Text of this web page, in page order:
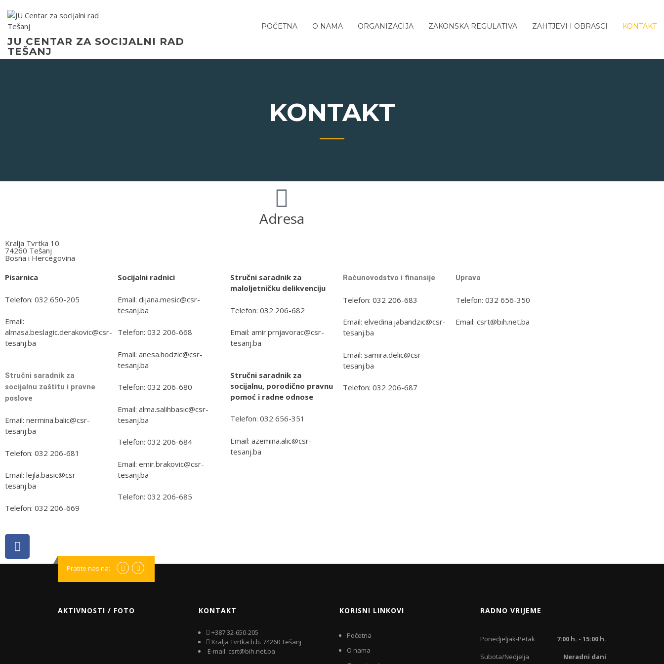
JU CENTAR ZA SOCIJALNI RAD
TEŠANJ
POČETNA O NAMA ORGANIZACIJA ZAKONSKA REGULATIVA ZAHTJEVI I OBRASCI KONTAKT
KONTAKT
Adresa
Kralja Tvrtka 10
74260 Tešanj
Bosna i Hercegovina
Pisarnica
Telefon: 032 650-205
Email:
almasa.beslagic.derakovic@csr-
tesanj.ba
Stručni saradnik za
socijalnu zaštitu i pravne
poslove
Email: nermina.balic@csr-
tesanj.ba
Telefon: 032 206-681
Email: lejla.basic@csr-
tesanj.ba
Telefon: 032 206-669
Socijalni radnici
Email: dijana.mesic@csr-
tesanj.ba
Telefon: 032 206-668
Email: anesa.hodzic@csr-
tesanj.ba
Telefon: 032 206-680
Email: alma.salihbasic@csr-
tesanj.ba
Telefon: 032 206-684
Email: emir.brakovic@csr-
tesanj.ba
Telefon: 032 206-685
Stručni saradnik za
maloljetničku delikvenciju
Telefon: 032 206-682
Email: amir.prnjavorac@csr-
tesanj.ba
Stručni saradnik za
socijalnu, porodično pravnu
pomoć i radne odnose
Telefon: 032 656-351
Email: azemina.alic@csr-
tesanj.ba
Računovodstvo i finansije
Telefon: 032 206-683
Email: elvedina.jabandzic@csr-
tesanj.ba
Email: samira.delic@csr-
tesanj.ba
Telefon: 032 206-687
Uprava
Telefon: 032 656-350
Email: csrt@bih.net.ba
Pratite nas na:
AKTIVNOSTI / FOTO KONTAKT
+387 32-650-205
Kralja Tvrtka b.b. 74260 Tešanj
E-mail: csrt@bih.net.ba
KORISNI LINKOVI
Početna
O nama
RADNO VRIJEME
Ponedjeljak-Petak
7:00 h. - 15:00 h.
Subota/Nedjelja
Neradni dani